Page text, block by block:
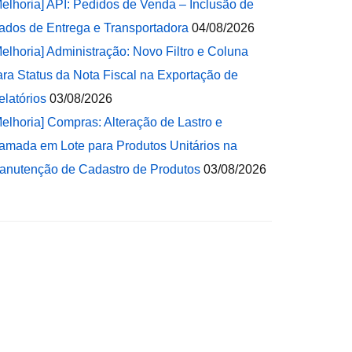
API: Pedidos de Venda – Inclusão de
de Entrega e Transportadora 04/08/2026
Administração: Novo Filtro e Coluna
Status da Nota Fiscal na Exportação de
03/08/2026
Compras: Alteração de Lastro e
em Lote para Produtos Unitários na
de Cadastro de Produtos 03/08/2026